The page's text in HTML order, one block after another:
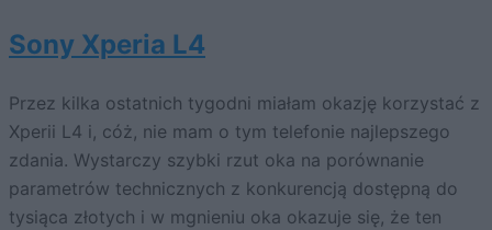
Sony Xperia L4
Przez kilka ostatnich tygodni miałam okazję korzystać z
Xperii L4 i, cóż, nie mam o tym telefonie najlepszego
zdania. Wystarczy szybki rzut oka na porównanie
parametrów technicznych z konkurencją dostępną do
tysiąca złotych i w mgnieniu oka okazuje się, że ten